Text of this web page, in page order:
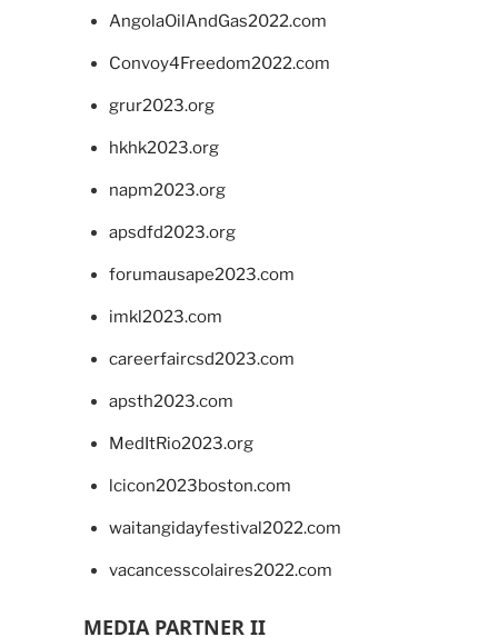
AngolaOilAndGas2022.com
Convoy4Freedom2022.com
grur2023.org
hkhk2023.org
napm2023.org
apsdfd2023.org
forumausape2023.com
imkl2023.com
careerfaircsd2023.com
apsth2023.com
MedItRio2023.org
lcicon2023boston.com
waitangidayfestival2022.com
vacancesscolaires2022.com
MEDIA PARTNER II